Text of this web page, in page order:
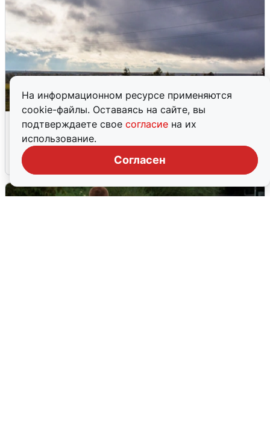
На информационном ресурсе применяются
cookie-файлы. Оставаясь на сайте, вы
подтверждаете свое согласие на их
использование.
Согласен
Над ХМАО впервые сбили
беспилотники
3 августа